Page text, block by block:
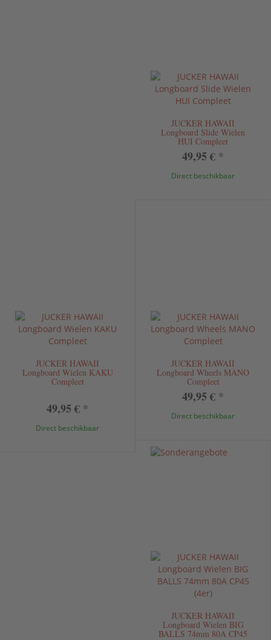
JUCKER HAWAII
Longboard Slide Wielen
HUI Compleet
49,95 € *
Direct beschikbaar
JUCKER HAWAII
Longboard Wielen KAKU
Compleet
49,95 € *
Direct beschikbaar
JUCKER HAWAII
Longboard Wheels MANO
Compleet
49,95 € *
Direct beschikbaar
JUCKER HAWAII
Longboard Wielen BIG
BALLS 74mm 80A CP45